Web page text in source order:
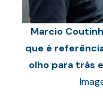
Marcio
que é
olho para trás